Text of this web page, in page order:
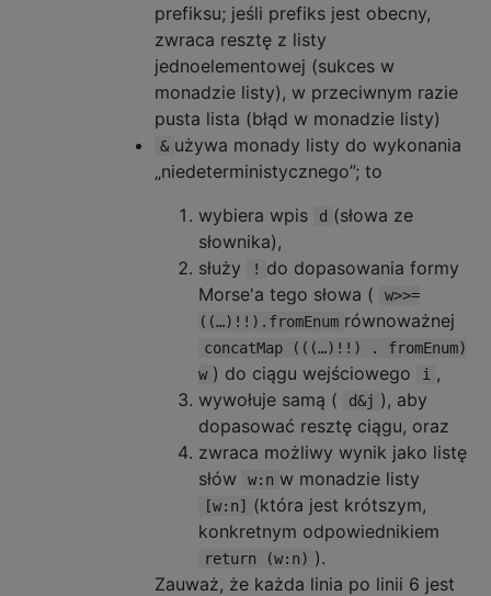
prefiksu; jeśli prefiks jest obecny,
zwraca resztę z listy
jednoelementowej (sukces w
monadzie listy), w przeciwnym razie
pusta lista (błąd w monadzie listy)
& używa monady listy do wykonania
„niedeterministycznego”; to
wybiera wpis
d (słowa ze
słownika),
służy
! do dopasowania formy
Morse'a tego słowa (
w>>=
((…)!!).fromEnum równoważnej
concatMap (((…)!!) . fromEnum)
w ) do ciągu wejściowego i
,
wywołuje samą (
d&j ), aby
dopasować resztę ciągu, oraz
zwraca możliwy wynik jako listę
słów
w:n w monadzie listy
[w:n]
(która jest krótszym,
konkretnym odpowiednikiem
return (w:n) ).
Zauważ, że każda linia po linii 6 jest